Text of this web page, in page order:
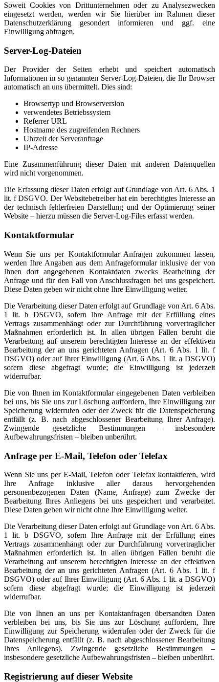
Soweit Cookies von Drittunternehmen oder zu Analysezwecken
eingesetzt werden, werden wir Sie hierüber im Rahmen dieser
Datenschutzerklärung gesondert informieren und ggf. eine
Einwilligung abfragen.
Server-Log-Dateien
Der Provider der Seiten erhebt und speichert automatisch
Informationen in so genannten Server-Log-Dateien, die Ihr Browser
automatisch an uns übermittelt. Dies sind:
Browsertyp und Browserversion
verwendetes Betriebssystem
Referrer URL
Hostname des zugreifenden Rechners
Uhrzeit der Serveranfrage
IP-Adresse
Eine Zusammenführung dieser Daten mit anderen Datenquellen
wird nicht vorgenommen.
Die Erfassung dieser Daten erfolgt auf Grundlage von Art. 6 Abs. 1
lit. f DSGVO. Der Websitebetreiber hat ein berechtigtes Interesse an
der technisch fehlerfreien Darstellung und der Optimierung seiner
Website – hierzu müssen die Server-Log-Files erfasst werden.
Kontaktformular
Wenn Sie uns per Kontaktformular Anfragen zukommen lassen,
werden Ihre Angaben aus dem Anfrageformular inklusive der von
Ihnen dort angegebenen Kontaktdaten zwecks Bearbeitung der
Anfrage und für den Fall von Anschlussfragen bei uns gespeichert.
Diese Daten geben wir nicht ohne Ihre Einwilligung weiter.
Die Verarbeitung dieser Daten erfolgt auf Grundlage von Art. 6 Abs.
1 lit. b DSGVO, sofern Ihre Anfrage mit der Erfüllung eines
Vertrags zusammenhängt oder zur Durchführung vorvertraglicher
Maßnahmen erforderlich ist. In allen übrigen Fällen beruht die
Verarbeitung auf unserem berechtigten Interesse an der effektiven
Bearbeitung der an uns gerichteten Anfragen (Art. 6 Abs. 1 lit. f
DSGVO) oder auf Ihrer Einwilligung (Art. 6 Abs. 1 lit. a DSGVO)
sofern diese abgefragt wurde; die Einwilligung ist jederzeit
widerrufbar.
Die von Ihnen im Kontaktformular eingegebenen Daten verbleiben
bei uns, bis Sie uns zur Löschung auffordern, Ihre Einwilligung zur
Speicherung widerrufen oder der Zweck für die Datenspeicherung
entfällt (z. B. nach abgeschlossener Bearbeitung Ihrer Anfrage).
Zwingende gesetzliche Bestimmungen – insbesondere
Aufbewahrungsfristen – bleiben unberührt.
Anfrage per E-Mail, Telefon oder Telefax
Wenn Sie uns per E-Mail, Telefon oder Telefax kontaktieren, wird
Ihre Anfrage inklusive aller daraus hervorgehenden
personenbezogenen Daten (Name, Anfrage) zum Zwecke der
Bearbeitung Ihres Anliegens bei uns gespeichert und verarbeitet.
Diese Daten geben wir nicht ohne Ihre Einwilligung weiter.
Die Verarbeitung dieser Daten erfolgt auf Grundlage von Art. 6 Abs.
1 lit. b DSGVO, sofern Ihre Anfrage mit der Erfüllung eines
Vertrags zusammenhängt oder zur Durchführung vorvertraglicher
Maßnahmen erforderlich ist. In allen übrigen Fällen beruht die
Verarbeitung auf unserem berechtigten Interesse an der effektiven
Bearbeitung der an uns gerichteten Anfragen (Art. 6 Abs. 1 lit. f
DSGVO) oder auf Ihrer Einwilligung (Art. 6 Abs. 1 lit. a DSGVO)
sofern diese abgefragt wurde; die Einwilligung ist jederzeit
widerrufbar.
Die von Ihnen an uns per Kontaktanfragen übersandten Daten
verbleiben bei uns, bis Sie uns zur Löschung auffordern, Ihre
Einwilligung zur Speicherung widerrufen oder der Zweck für die
Datenspeicherung entfällt (z. B. nach abgeschlossener Bearbeitung
Ihres Anliegens). Zwingende gesetzliche Bestimmungen –
insbesondere gesetzliche Aufbewahrungsfristen – bleiben unberührt.
Registrierung auf dieser Website